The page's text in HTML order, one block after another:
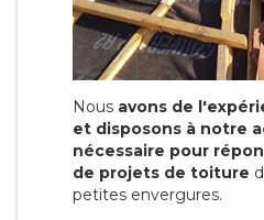
Nous avons de
et disposons à notre
nécessaire pour
de projets de toiture
petites envergures.